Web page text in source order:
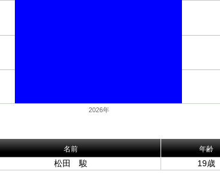
2026年
名前 年齢
松田 駿 19歳